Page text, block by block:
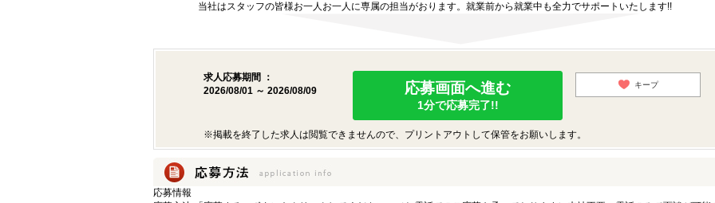
当社はスタッフの皆様お一人お一人に専属の担当がおります。就業前から就業中も全力でサポートいたします!!
求人応募期間 ：
2026/08/01 ～ 2026/08/09
応募画面へ進む
1分で応募完了!!
キープ
※掲載を終了した求人は閲覧できませんので、プリントアウトして保管をお願いします。
応募情報